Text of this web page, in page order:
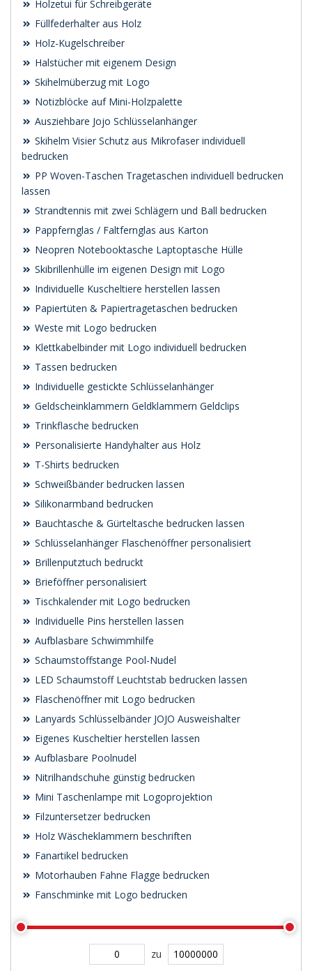
Holzetui für Schreibgeräte
Füllfederhalter aus Holz
Holz-Kugelschreiber
Halstücher mit eigenem Design
Skihelmüberzug mit Logo
Notizblöcke auf Mini-Holzpalette
Ausziehbare Jojo Schlüsselanhänger
Skihelm Visier Schutz aus Mikrofaser individuell
bedrucken
PP Woven-Taschen Tragetaschen individuell bedrucken
lassen
Strandtennis mit zwei Schlägern und Ball bedrucken
Pappfernglas / Faltfernglas aus Karton
Neopren Notebooktasche Laptoptasche Hülle
Skibrillenhülle im eigenen Design mit Logo
Individuelle Kuscheltiere herstellen lassen
Papiertüten & Papiertragetaschen bedrucken
Weste mit Logo bedrucken
Klettkabelbinder mit Logo individuell bedrucken
Tassen bedrucken
Individuelle gestickte Schlüsselanhänger
Geldscheinklammern Geldklammern Geldclips
Trinkflasche bedrucken
Personalisierte Handyhalter aus Holz
T-Shirts bedrucken
Schweißbänder bedrucken lassen
Silikonarmband bedrucken
Bauchtasche & Gürteltasche bedrucken lassen
Schlüsselanhänger Flaschenöffner personalisiert
Brillenputztuch bedruckt
Brieföffner personalisiert
Tischkalender mit Logo bedrucken
Individuelle Pins herstellen lassen
Aufblasbare Schwimmhilfe
Schaumstoffstange Pool-Nudel
LED Schaumstoff Leuchtstab bedrucken lassen
Flaschenöffner mit Logo bedrucken
Lanyards Schlüsselbänder JOJO Ausweishalter
Eigenes Kuscheltier herstellen lassen
Aufblasbare Poolnudel
Nitrilhandschuhe günstig bedrucken
Mini Taschenlampe mit Logoprojektion
Filzuntersetzer bedrucken
Holz Wäscheklammern beschriften
Fanartikel bedrucken
Motorhauben Fahne Flagge bedrucken
Fanschminke mit Logo bedrucken
zu